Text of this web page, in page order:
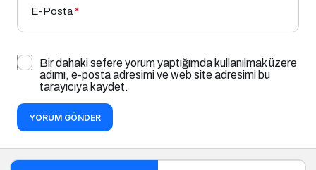
E-Posta*
Bir dahaki sefere yorum yaptığımda kullanılmak üzere
adımı, e-posta adresimi ve web site adresimi bu
tarayıcıya kaydet.
YORUM GÖNDER